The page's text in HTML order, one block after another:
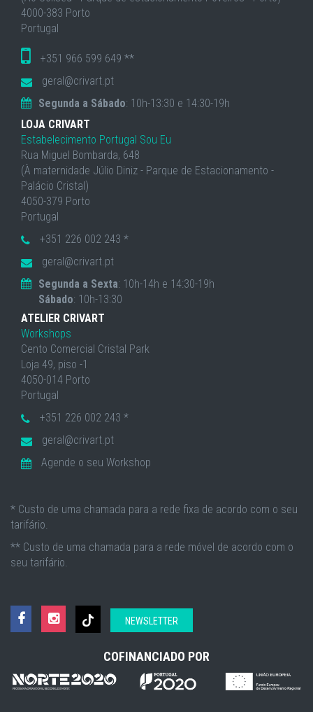
4000-383 Porto
Portugal
+351 966 599 649 **
geral@crivart.pt
Segunda a Sábado: 10h-13:30 e 14:30-19h
LOJA CRIVART
Estabelecimento Portugal Sou Eu
Rua Miguel Bombarda, 648
(À maternidade Júlio Diniz - Parque de Estacionamento -
Palácio Cristal)
4050-379 Porto
Portugal
+351 226 002 243 *
geral@crivart.pt
Segunda a Sexta: 10h-14h e 14:30-19h
Sábado: 10h-13:30
ATELIER CRIVART
Workshops
Cento Comercial Cristal Park
Loja 49, piso -1
4050-014 Porto
Portugal
+351 226 002 243 *
geral@crivart.pt
Agende o seu Workshop
* Custo de uma chamada para a rede fixa de acordo com o seu
tarifário.
** Custo de uma chamada para a rede móvel de acordo com o
seu tarifário.
NEWSLETTER
COFINANCIADO POR